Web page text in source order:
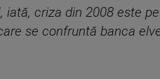
iată, criza din 2008 este
se confruntă banca